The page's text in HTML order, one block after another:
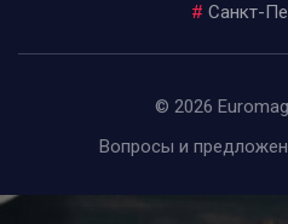
# Санкт-
© 2026
Вопросы и